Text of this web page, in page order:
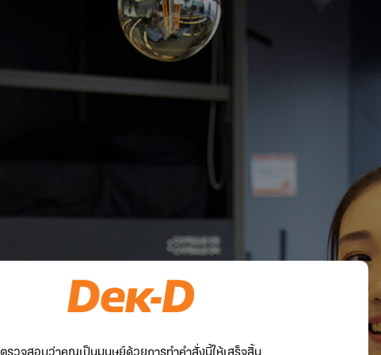
ตรวจสอบว่าคุณเป็นมนุษย์ด้วยการทำคำสั่งนี้ให้เสร็จสิ้น